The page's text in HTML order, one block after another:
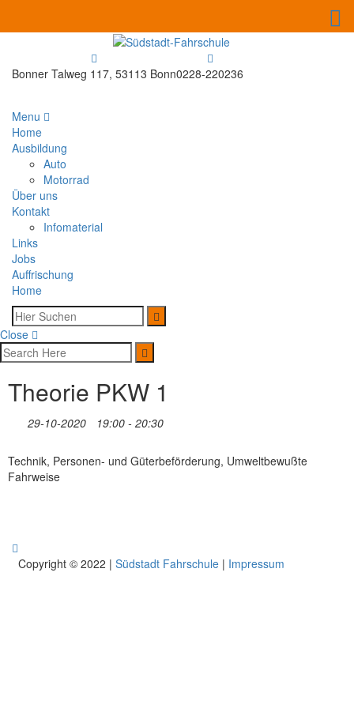
Bonner Talweg 117, 53113 Bonn0228-220236
Menu
Home
Ausbildung
Auto
Motorrad
Über uns
Kontakt
Infomaterial
Links
Jobs
Auffrischung
Home
Close
Theorie PKW 1
29-10-2020 19:00 - 20:30
Technik, Personen- und Güterbeförderung, Umweltbewußte
Fahrweise
Copyright © 2022 | Südstadt Fahrschule | Impressum